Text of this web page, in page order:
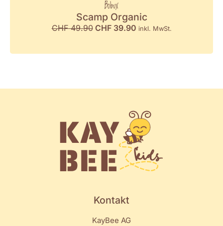
Bobux
Scamp Organic
CHF49.90 CHF39.90 inkl. MwSt.
Kontakt
KayBee AG